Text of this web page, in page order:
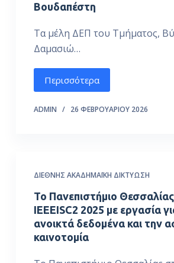
Βουδαπέστη
Τα μέλη ΔΕΠ του Τμήματος,
Δαμασιώ…
Περισσότερα
ADMIN 26 ΦΕΒΡΟΥΑΡΊΟΥ 2026
ΔΙΕΘΝΉΣ ΑΚΑΔΗΜΑΪΚΉ ΔΙΚΤΎΩΣΗ
Το Πανεπιστήμιο
IEEEISC2 2025 με εργασία
ανοικτά δεδομένα και την
καινοτομία